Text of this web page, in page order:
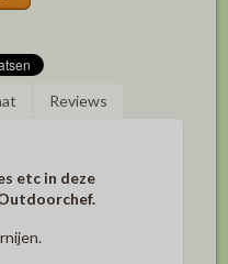
Reviews
etc in deze